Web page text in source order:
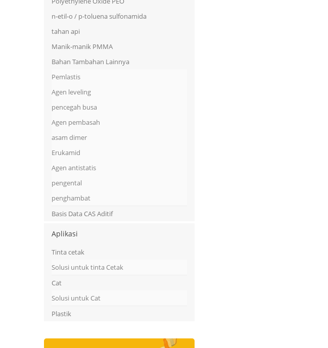
n-etil-o / p-toluena sulfonamida
tahan api
Manik-manik PMMA
Bahan Tambahan Lainnya
Pemlastis
Agen leveling
pencegah busa
Agen pembasah
asam dimer
Erukamid
Agen antistatis
pengental
penghambat
Basis Data CAS Aditif
Aplikasi
Tinta cetak
Solusi untuk tinta Cetak
Cat
Solusi untuk Cat
Plastik